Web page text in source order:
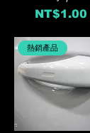
價格
NT$1.00
熱銷產品